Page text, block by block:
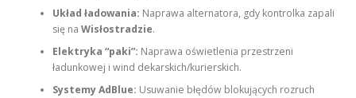
Układ ładowania: Naprawa alternatora, gdy kontrolka zapali
się na Wisłostradzie.
Elektryka “paki”: Naprawa oświetlenia przestrzeni
ładunkowej i wind dekarskich/kurierskich.
Systemy AdBlue: Usuwanie błędów blokujących rozruch